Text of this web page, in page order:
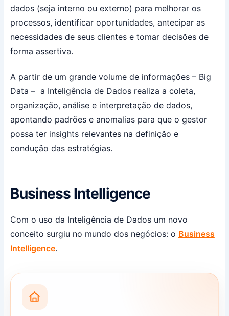
dados (seja interno ou externo) para melhorar os
processos, identificar oportunidades, antecipar as
necessidades de seus clientes e tomar decisões de
forma assertiva.
A partir de um grande volume de informações – Big
Data – a Inteligência de Dados realiza a coleta,
organização, análise e interpretação de dados,
apontando padrões e anomalias para que o gestor
possa ter insights relevantes na definição e
condução das estratégias.
Business Intelligence
Com o uso da Inteligência de Dados um novo
conceito surgiu no mundo dos negócios: o Business
Intelligence.